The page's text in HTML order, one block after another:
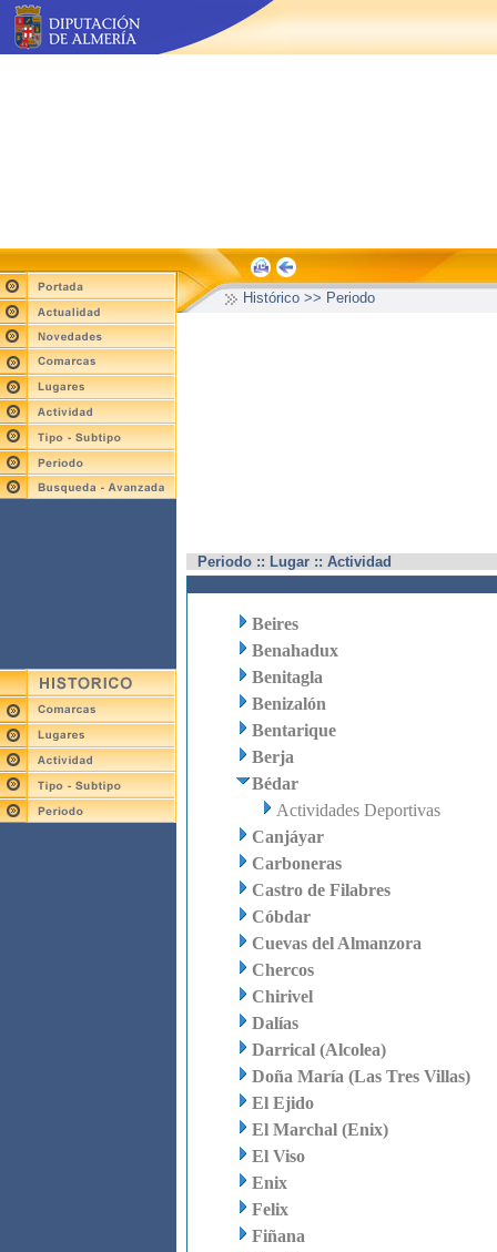
Histórico >> Periodo
Periodo :: Lugar :: Actividad
Beires
Benahadux
Benitagla
Benizalón
Bentarique
Berja
Bédar
Actividades Deportivas
Canjáyar
Carboneras
Castro de Filabres
Cóbdar
Cuevas del Almanzora
Chercos
Chirivel
Dalías
Darrical (Alcolea)
Doña María (Las Tres Villas)
El Ejido
El Marchal (Enix)
El Viso
Enix
Felix
Fiñana